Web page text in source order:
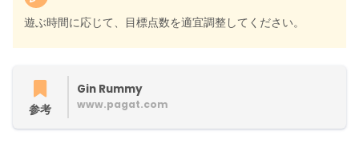
遊ぶ時間に応じて、目標点数を適宜調整してください。
参考
Gin Rummy
www.pagat.com